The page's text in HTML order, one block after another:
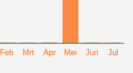
Feb Mrt Apr Mei Jun Jul